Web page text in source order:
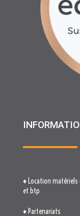
♦ Partenariats
♦ Recrutement
♦ Materiels BTP ,
♦ Le Groupe RHF